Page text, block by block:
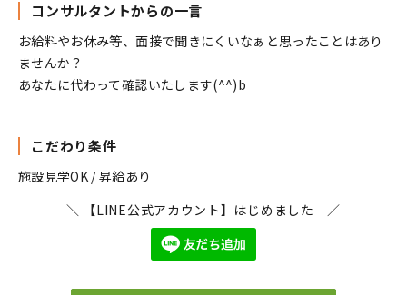
コンサルタントからの一言
お給料やお休み等、面接で聞きにくいなぁと思ったことはあり
ませんか？
あなたに代わって確認いたします(^^)b
こだわり条件
施設見学OK / 昇給あり
＼ 【LINE公式アカウント】はじめました ／